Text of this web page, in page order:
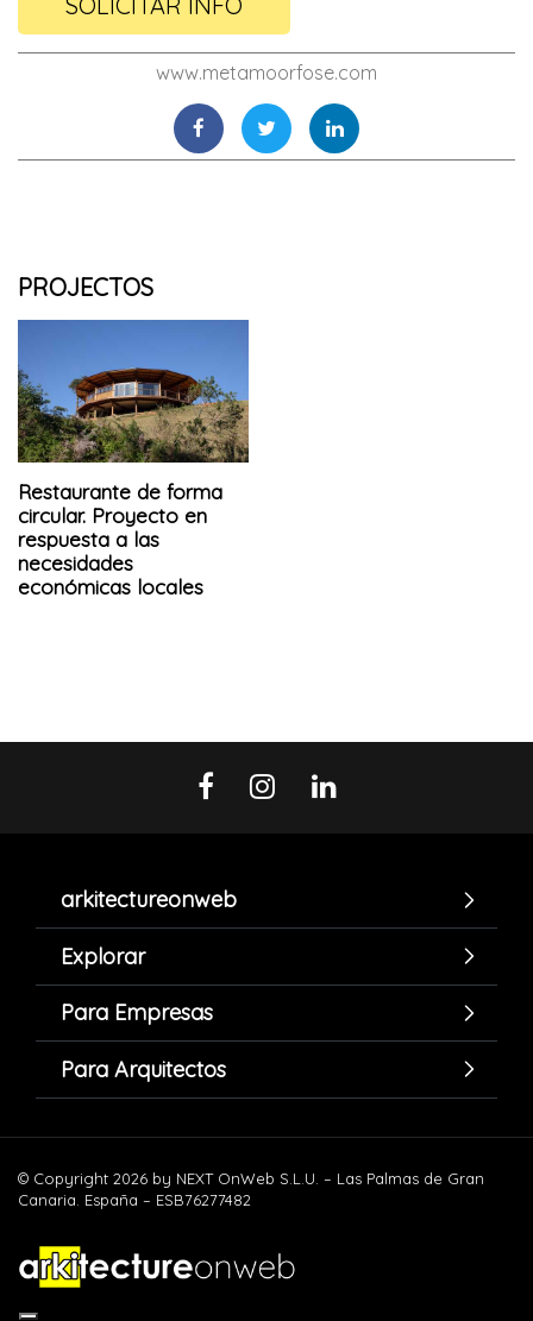
www.metamoorfose.com
PROJECTOS
Restaurante de forma
circular. Proyecto en
respuesta a las
necesidades
económicas locales
arkitectureonweb
Explorar
Para Empresas
Para Arquitectos
© Copyright 2026 by NEXT OnWeb S.L.U. – Las Palmas de Gran
Canaria. España – ESB76277482